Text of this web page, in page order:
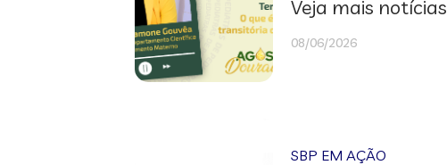
Veja mais notícias
08/06/2026
SBP EM AÇÃO